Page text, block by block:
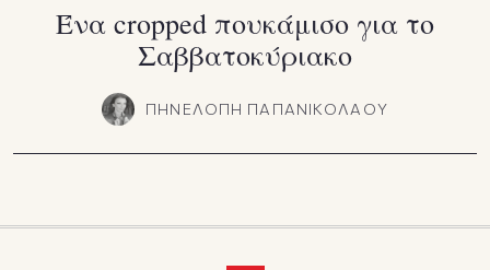
Ένα cropped πουκάμισο για το
Σαββατοκύριακο
ΠΗΝΕΛΟΠΗ ΠΑΠΑΝΙΚΟΛΑΟΥ